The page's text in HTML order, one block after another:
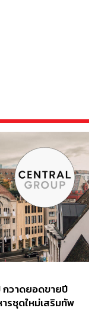
กวาดยอดขายปี
รชุดใหม่เสริมทัพ